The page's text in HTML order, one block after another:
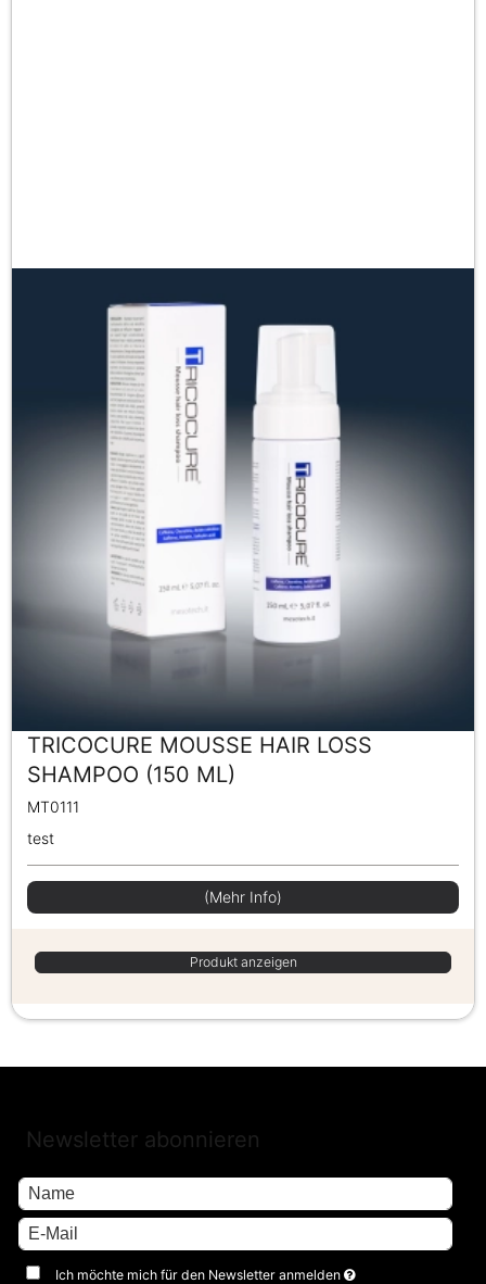
TRICOCURE MOUSSE HAIR LOSS
SHAMPOO (150 ML)
MT0111
test
(Mehr Info)
Produkt anzeigen
Newsletter abonnieren
Ich möchte mich für den Newsletter anmelden